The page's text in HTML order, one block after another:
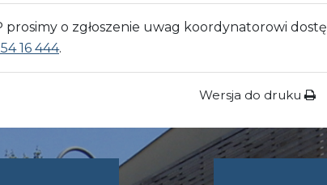
o zgłoszenie uwag koordynatorowi
16 444.
Wersja do druku